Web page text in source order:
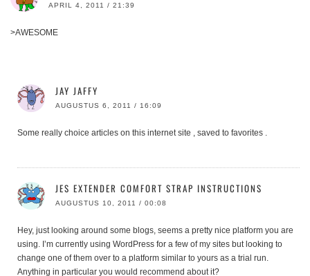
APRIL 4, 2011 / 21:39
>AWESOME
JAY JAFFY
AUGUSTUS 6, 2011 / 16:09
Some really choice articles on this internet site , saved to favorites .
JES EXTENDER COMFORT STRAP INSTRUCTIONS
AUGUSTUS 10, 2011 / 00:08
Hey, just looking around some blogs, seems a pretty nice platform you are
using. I’m currently using WordPress for a few of my sites but looking to
change one of them over to a platform similar to yours as a trial run.
Anything in particular you would recommend about it?